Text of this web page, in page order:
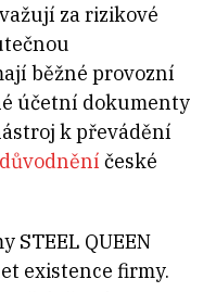
za rizikové
běžné provozní
účetní dokumenty
k převádění
české
STEEL QUEEN
existence firmy.